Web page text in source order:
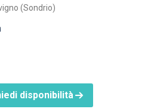
(Sondrio)
disponibilità